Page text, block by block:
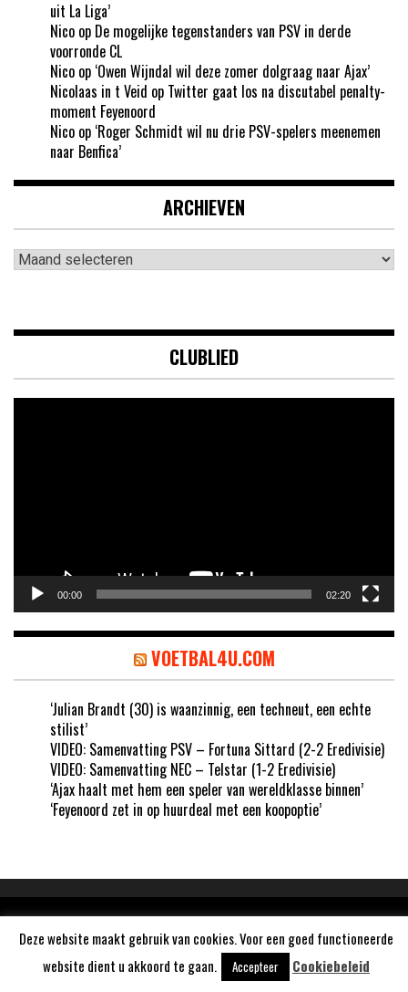
uit La Liga’
Nico op De mogelijke tegenstanders van PSV in derde
voorronde CL
Nico op ‘Owen Wijndal wil deze zomer dolgraag naar Ajax’
Nicolaas in t Veid op Twitter gaat los na discutabel penalty-
moment Feyenoord
Nico op ‘Roger Schmidt wil nu drie PSV-spelers meenemen
naar Benfica’
ARCHIEVEN
Archieven
CLUBLIED
00:00 02:20
VOETBAL4U.COM
‘Julian Brandt (30) is waanzinnig, een techneut, een echte
stilist’
VIDEO: Samenvatting PSV – Fortuna Sittard (2-2 Eredivisie)
VIDEO: Samenvatting NEC – Telstar (1-2 Eredivisie)
‘Ajax haalt met hem een speler van wereldklasse binnen’
‘Feyenoord zet in op huurdeal met een koopoptie’
Deze website maakt gebruik van cookies. Voor een goed functioneerde
website dient u akkoord te gaan.
Accepteer Cookiebeleid